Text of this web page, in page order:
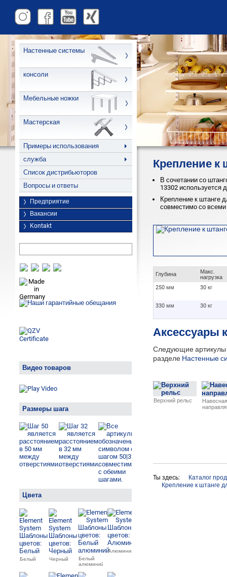
Настенные системы
консоли
Мебельные ножки
Мастерская
Примеры использования
служба
Список дистрибьюторов
Вопросы и ответы
Предприятие
Вакансии
Kontakt
Видео товаров
Размеры шага
Цвета
Белый Черный
Белый
алюминий
Алюминий
Крепление к
В сочетании со
13302 используется
Крепление к штанге
совместимо со
Глубина
Макс.
нагрузка
250 мм
30 кг
330 мм 30 кг
Аксессуары
Следующие артикулы
разделе Настенные
Верхний рельс
Навесная
Ты здесь:
Каталог
Крепление к штанге